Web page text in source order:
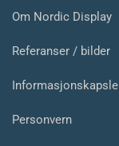
Om Nordic Display
Referanser / bilder
Personvern